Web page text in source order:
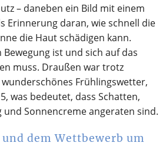
– daneben ein Bild mit einem
Erinnerung daran, wie schnell die
die Haut schädigen kann.
ist und sich auf das
muss. Draußen war trotz
Frühlingswetter,
was bedeutet, dass Schatten,
und Sonnencreme angeraten sind.
dem Wettbewerb um